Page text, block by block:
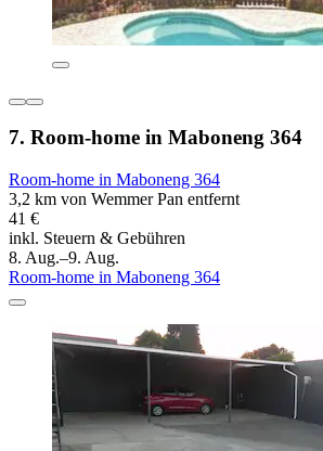
7. Room-home in Maboneng 364
Room-home in Maboneng 364
3,2 km von Wemmer Pan entfernt
41 €
inkl. Steuern & Gebühren
8. Aug.–9. Aug.
Room-home in Maboneng 364